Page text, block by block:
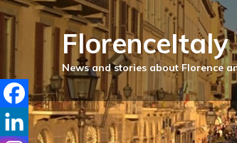
FlorenceItaly